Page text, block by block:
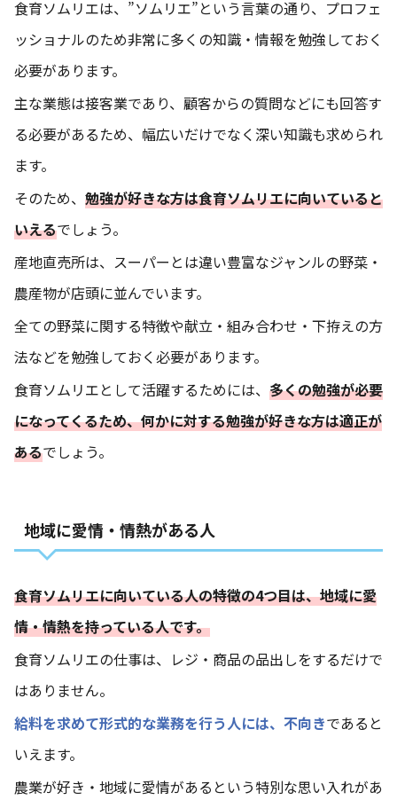
食育ソムリエは、”ソムリエ”という言葉の通り、プロフェ
ッショナルのため非常に多くの知識・情報を勉強しておく
必要があります。
主な業態は接客業であり、顧客からの質問などにも回答す
る必要があるため、幅広いだけでなく深い知識も求められ
ます。
そのため、 勉強が好きな方は食育ソムリエに向いていると
いえるでしょう。
産地直売所は、スーパーとは違い豊富なジャンルの野菜・
農産物が店頭に並んでいます。
全ての野菜に関する特徴や献立・組み合わせ・下拵えの方
法などを勉強しておく必要があります。
食育ソムリエとして活躍するためには、 多くの勉強が必要
になってくるため、何かに対する勉強が好きな方は適正が
あるでしょう。
地域に愛情・情熱がある人
食育ソムリエに向いている人の特徴の4つ目は、地域に愛
情・情熱を持っている人です。
食育ソムリエの仕事は、レジ・商品の品出しをするだけで
はありません。
給料を求めて形式的な業務を行う人には、不向きであると
いえます。
農業が好き・地域に愛情があるという特別な思い入れがあ